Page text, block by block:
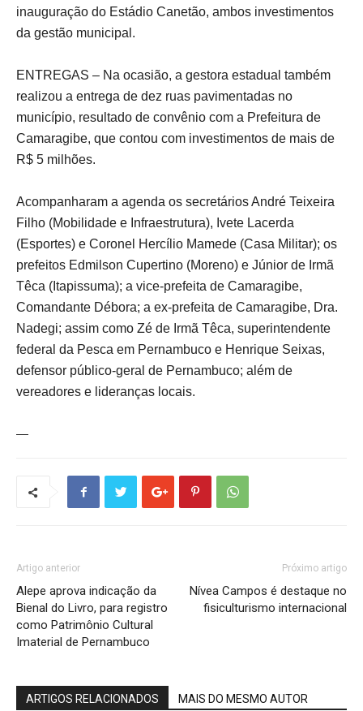
inauguração do Estádio Canetão, ambos investimentos
da gestão municipal.
ENTREGAS – Na ocasião, a gestora estadual também
realizou a entrega de dez ruas pavimentadas no
município, resultado de convênio com a Prefeitura de
Camaragibe, que contou com investimentos de mais de
R$ 5 milhões.
Acompanharam a agenda os secretários André Teixeira
Filho (Mobilidade e Infraestrutura), Ivete Lacerda
(Esportes) e Coronel Hercílio Mamede (Casa Militar); os
prefeitos Edmilson Cupertino (Moreno) e Júnior de Irmã
Têca (Itapissuma); a vice-prefeita de Camaragibe,
Comandante Débora; a ex-prefeita de Camaragibe, Dra.
Nadegi; assim como Zé de Irmã Têca, superintendente
federal da Pesca em Pernambuco e Henrique Seixas,
defensor público-geral de Pernambuco; além de
vereadores e lideranças locais.
—
Artigo anterior
Alepe aprova indicação da
Bienal do Livro, para registro
como Patrimônio Cultural
Imaterial de Pernambuco
Próximo artigo
Nívea Campos é destaque no
fisiculturismo internacional
ARTIGOS RELACIONADOS MAIS DO MESMO AUTOR